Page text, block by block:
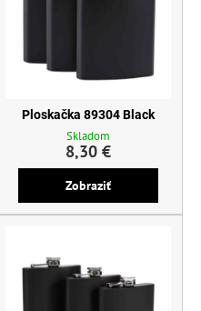
Ploskačka 89304 Black
Skladom
8,30 €
Zobraziť